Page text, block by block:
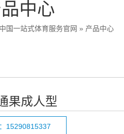
中心
国一站式体育服务官网 » 产品中心
果成人型
15290815337